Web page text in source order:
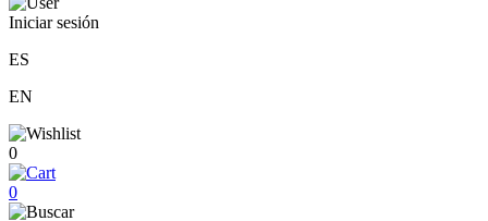
Iniciar sesión
ES
EN
0
0